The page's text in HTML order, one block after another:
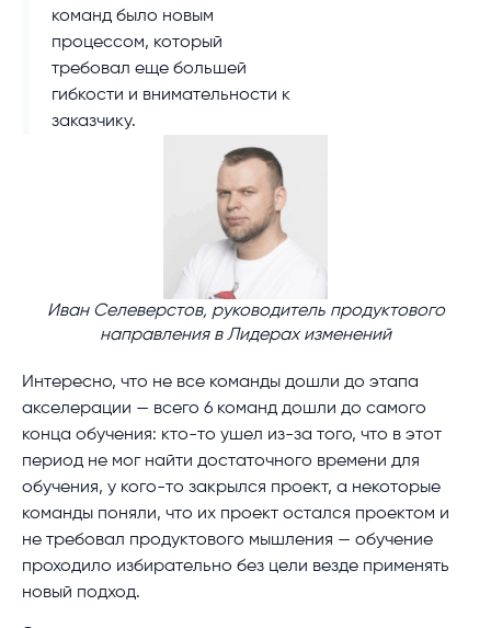
команд было новым
процессом, который
требовал еще большей
гибкости и внимательности к
заказчику.
Иван Селеверстов, руководитель продуктового
направления в Лидерах изменений
Интересно, что не все команды дошли до этапа
акселерации — всего 6 команд дошли до самого
конца обучения: кто-то ушел из-за того, что в этот
период не мог найти достаточного времени для
обучения, у кого-то закрылся проект, а некоторые
команды поняли, что их проект остался проектом и
не требовал продуктового мышления — обучение
проходило избирательно без цели везде применять
новый подход.